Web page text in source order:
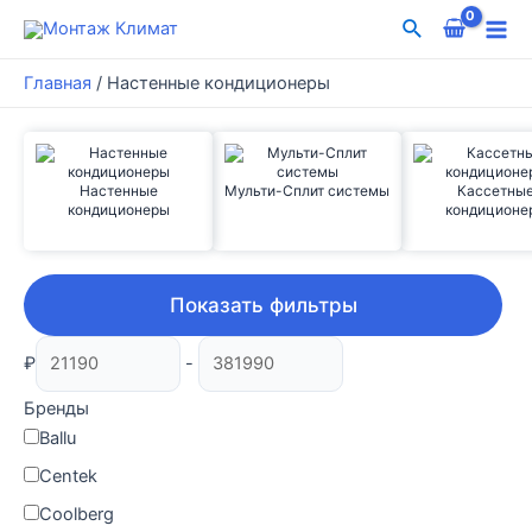
Поиск
Главная / Настенные кондиционеры
Настенные
кондиционеры
Мульти-Сплит системы
Показать фильтры
₽ -
Бренды
Ballu
Centek
Coolberg